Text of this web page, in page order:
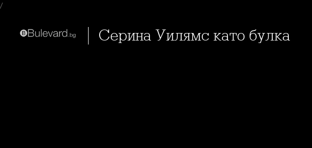
/
Серина Уилямс като булка